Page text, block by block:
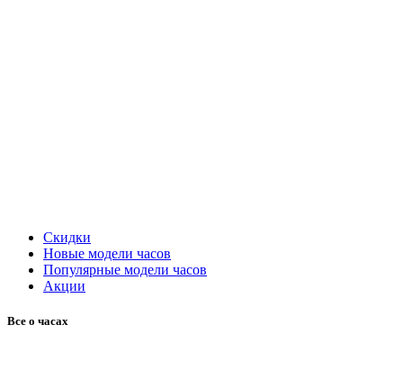
Скидки
Новые модели часов
Популярные модели часов
Акции
Все о часах